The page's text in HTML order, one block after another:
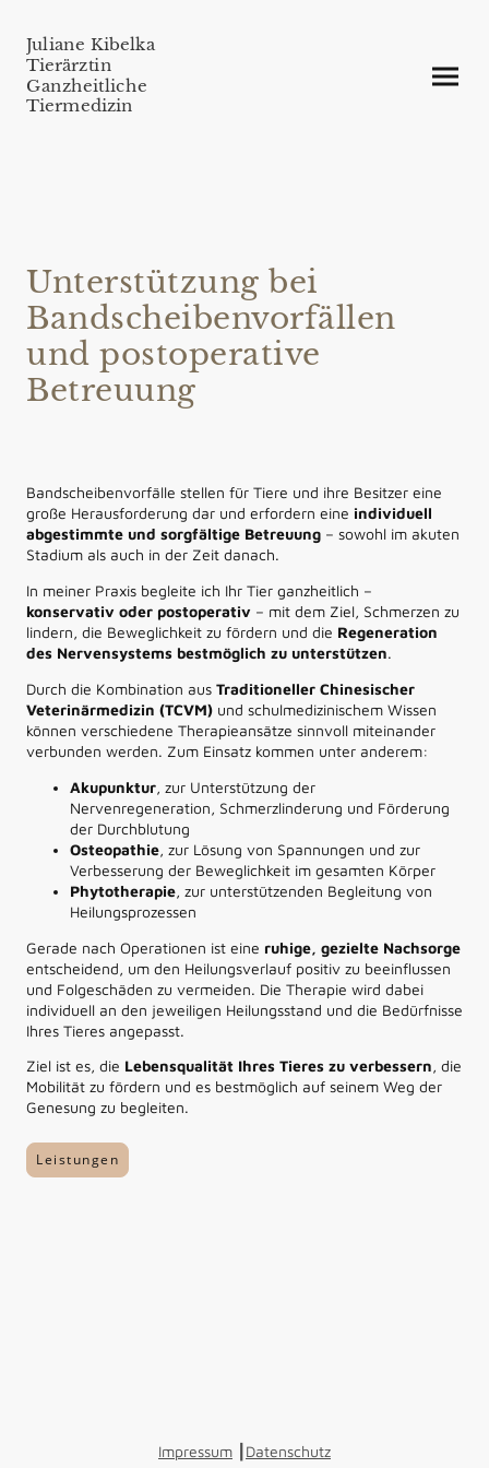
Juliane Kibelka
Tierärztin
Ganzheitliche
Tiermedizin
Unterstützung bei
Bandscheibenvorfällen
und postoperative
Betreuung
Bandscheibenvorfälle stellen für Tiere und ihre Besitzer eine
große Herausforderung dar und erfordern eine individuell
abgestimmte und sorgfältige Betreuung – sowohl im akuten
Stadium als auch in der Zeit danach.
In meiner Praxis begleite ich Ihr Tier ganzheitlich –
konservativ oder postoperativ – mit dem Ziel, Schmerzen zu
lindern, die Beweglichkeit zu fördern und die Regeneration
des Nervensystems bestmöglich zu unterstützen.
Durch die Kombination aus Traditioneller Chinesischer
Veterinärmedizin (TCVM) und schulmedizinischem Wissen
können verschiedene Therapieansätze sinnvoll miteinander
verbunden werden. Zum Einsatz kommen unter anderem:
Akupunktur, zur Unterstützung der
Nervenregeneration, Schmerzlinderung und Förderung
der Durchblutung
Osteopathie, zur Lösung von Spannungen und zur
Verbesserung der Beweglichkeit im gesamten Körper
Phytotherapie, zur unterstützenden Begleitung von
Heilungsprozessen
Gerade nach Operationen ist eine ruhige, gezielte Nachsorge
entscheidend, um den Heilungsverlauf positiv zu beeinflussen
und Folgeschäden zu vermeiden. Die Therapie wird dabei
individuell an den jeweiligen Heilungsstand und die Bedürfnisse
Ihres Tieres angepasst.
Ziel ist es, die Lebensqualität Ihres Tieres zu verbessern, die
Mobilität zu fördern und es bestmöglich auf seinem Weg der
Genesung zu begleiten.
Leistungen
Impressum Datenschutz